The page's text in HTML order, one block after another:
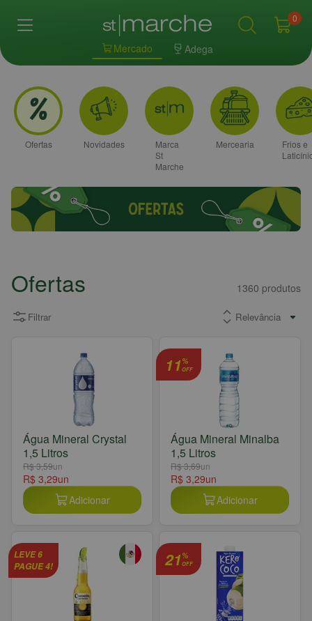
Mercado Adega
0
Ofertas Novidades
Marca
St
Marche
Mercearia
Frios e
Ofertas 1360 produtos
Filtrar
Água Mineral Crystal
1,5 Litros
R$ 3,59un
R$ 3,29un
Adicionar
11 %
OFF
Água Mineral Minalba
1,5 Litros
R$ 3,69un
R$ 3,29un
Adicionar
LEVE 6
PAGUE 4!
21 %
OFF